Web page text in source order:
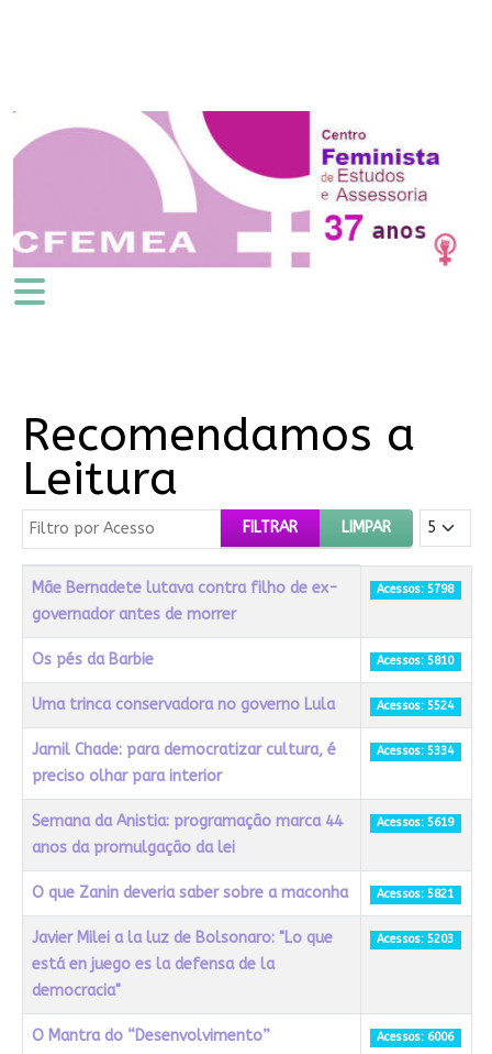
Recomendamos a
Leitura
Filtro por Acesso FILTRAR LIMPAR Mostrar #
Título Acessos
Mãe Bernadete lutava contra filho de ex-
governador antes de morrer
Acessos: 5798
Os pés da Barbie Acessos: 5810
Uma trinca conservadora no governo Lula Acessos: 5524
Jamil Chade: para democratizar cultura, é
preciso olhar para interior
Acessos: 5334
Semana da Anistia: programação marca 44
anos da promulgação da lei
Acessos: 5619
O que Zanin deveria saber sobre a maconha Acessos: 5821
Javier Milei a la luz de Bolsonaro: "Lo que
está en juego es la defensa de la
democracia"
Acessos: 5203
O Mantra do “Desenvolvimento” Acessos: 6006